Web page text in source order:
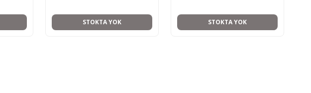
STOKTA YOK STOKTA YOK